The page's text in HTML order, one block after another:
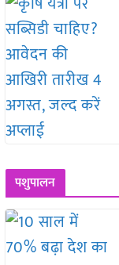
पशुपालन